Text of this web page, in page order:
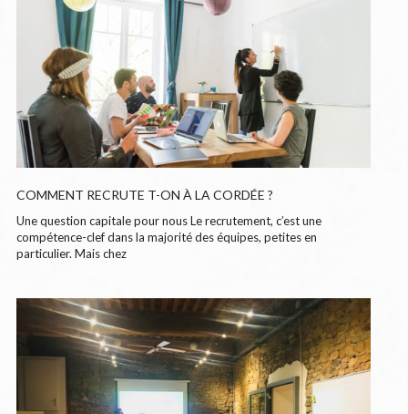
COMMENT RECRUTE T-ON À LA CORDÉE ?
Une question capitale pour nous Le recrutement, c’est une
compétence-clef dans la majorité des équipes, petites en
particulier. Mais chez